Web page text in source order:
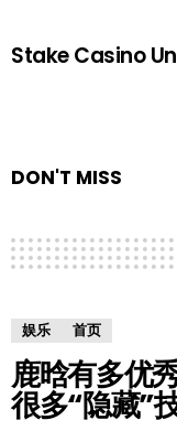
Stake Casino
DON'T MISS
娱乐 首页
鹿晗有多优
很多“隐藏”